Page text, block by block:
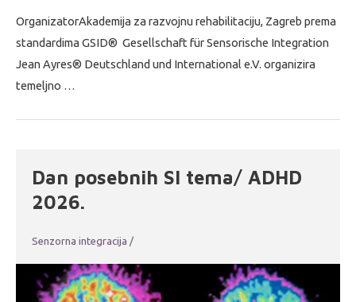
OrganizatorAkademija za razvojnu rehabilitaciju, Zagreb prema
standardima GSID® Gesellschaft für Sensorische Integration
Jean Ayres® Deutschland und International e.V. organizira
temeljno …
Dan posebnih SI tema/ ADHD
2026.
Senzorna integracija /